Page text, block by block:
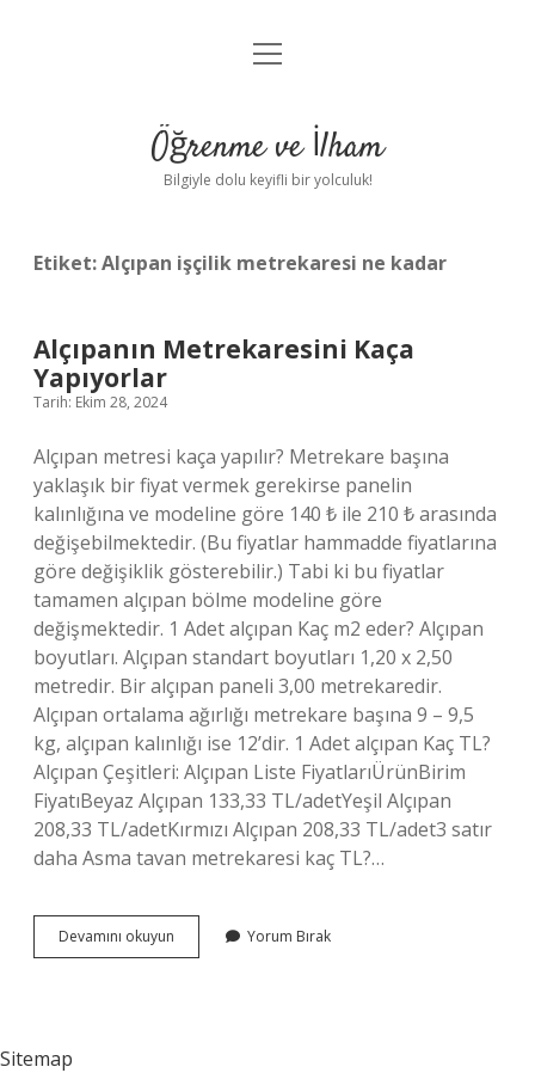
Anasayfa
Yasal Uyarı
menüyü
Öğrenme ve İlham
Bilgiyle dolu keyifli bir yolculuk!
Etiket:Alçıpan işçilik metrekaresi ne kadar
Alçıpanın Metrekaresini Kaça
Yapıyorlar
Tarih: Ekim 28, 2024
Alçıpan metresi kaça yapılır? Metrekare başına
yaklaşık bir fiyat vermek gerekirse panelin
kalınlığına ve modeline göre 140 ₺ ile 210 ₺ arasında
değişebilmektedir. (Bu fiyatlar hammadde fiyatlarına
göre değişiklik gösterebilir.) Tabi ki bu fiyatlar
tamamen alçıpan bölme modeline göre
değişmektedir. 1 Adet alçıpan Kaç m2 eder? Alçıpan
boyutları. Alçıpan standart boyutları 1,20 x 2,50
metredir. Bir alçıpan paneli 3,00 metrekaredir.
Alçıpan ortalama ağırlığı metrekare başına 9 – 9,5
kg, alçıpan kalınlığı ise 12’dir. 1 Adet alçıpan Kaç TL?
Alçıpan Çeşitleri: Alçıpan Liste FiyatlarıÜrünBirim
FiyatıBeyaz Alçıpan 133,33 TL/adetYeşil Alçıpan
208,33 TL/adetKırmızı Alçıpan 208,33 TL/adet3 satır
daha Asma tavan metrekaresi kaç TL?…
Devamını okuyun Alçıpanın
Metrekaresini
Yorum Bırak
Sitemap